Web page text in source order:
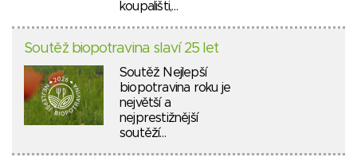
koupališti,…
Soutěž biopotravina slaví 25 let
Soutěž Nejlepší
biopotravina roku je
největší a
nejprestižnější
soutěží…